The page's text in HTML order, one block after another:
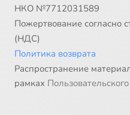
НКО №7712031589
Пожертвование согласно
(НДС)
Политика возврата
Распространение
рамках